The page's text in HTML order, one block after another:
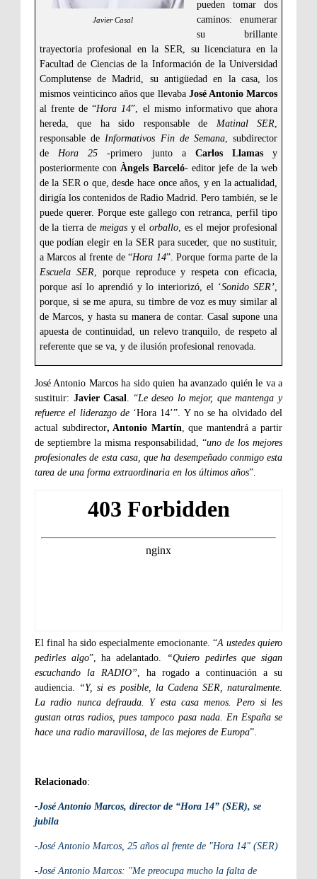
Javier Casal
pueden tomar dos
caminos: enumerar
su brillante
trayectoria profesional en la SER, su licenciatura en la
Facultad de Ciencias de la Información de la Universidad
Complutense de Madrid, su antigüedad en la casa, los
mismos veinticinco años que llevaba José Antonio Marcos
al frente de “Hora 14”, el mismo informativo que ahora
hereda, que ha sido responsable de Matinal SER
responsable de Informativos Fin de Semana , subdirector
de Hora 25 -primero junto a Carlos Llamas y
posteriormente con Àngels Barceló- editor jefe de la web
de la SER o que, desde hace once años, y en la actualidad,
dirigía los contenidos de Radio Madrid. Pero también, se le
puede querer. Porque este gallego con retranca, perfil tipo
de la tierra de meigas y elorballo , es el mejor profesional
que podían elegir en la SER para suceder, que no sustituir,
a Marcos al frente de “Hora 14”. Porque forma parte de la
Escuela SER, porque reproduce y respeta con eficacia,
porque así lo aprendió y lo interiorizó, el ‘Sonido SER’
porque, si se me apura, su timbre de voz es muy similar al
de Marcos, y hasta su manera de contar. Casal supone una
apuesta de continuidad, un relevo tranquilo, de respeto al
referente que se va, y de ilusión profesional renovada.
José Antonio Marcos ha sido quien ha avanzado quién le va a
sustituir: Javier Casal . “Le deseo lo mejor, que mantenga y
refuerce el liderazgo de ‘Hora 14’”. Y no se ha olvidado del
actual subdirector, Antonio Martín , que mantendrá a partir
de septiembre la misma responsabilidad, “uno de los mejores
profesionales de esta casa, que ha desempeñado conmigo esta
tarea de una forma extraordinaria en los últimos años”.
El final ha sido especialmente emocionante. “A ustedes quiero
pedirles algo”, ha adelantado.
“Quiero pedirles que sigan
escuchando la RADIO” , ha rogado a continuación a su
audiencia.
“Y, si es posible, la Cadena SER, naturalmente.
La radio nunca defrauda. Y esta casa menos. Pero si les
gustan otras radios, pues tampoco pasa nada. En España se
hace una radio maravillosa, de las mejores de Europa”.
Relacionado:
-José Antonio Marcos, director de “Hora 14” (SER), se
jubila
-José Antonio Marcos, 25 años al frente de "Hora 14" (SER)
-José Antonio Marcos: "Me preocupa mucho la falta de